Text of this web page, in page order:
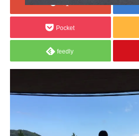
+1
Pocket
feedly